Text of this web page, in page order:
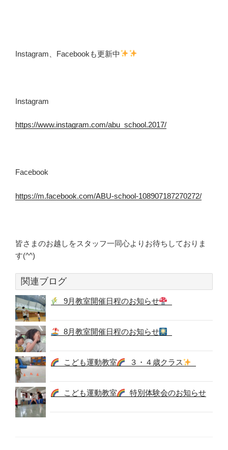
Instagram、Facebookも更新中
Instagram
https://www.instagram.com/abu_school.2017/
Facebook
https://m.facebook.com/ABU-school-108907187270272/
皆さまのお越しをスタッフ一同心よりお待ちしておりま
す(^^)
関連ブログ
9月教室開催日程のお知らせ
8月教室開催日程のお知らせ
こども運動教室 ３・４歳クラス
こども運動教室 特別体験会のお知らせ